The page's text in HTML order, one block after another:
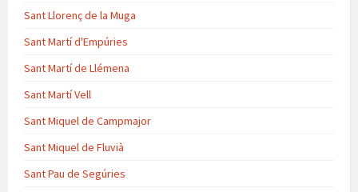
Sant Llorenç de la Muga
Sant Martí d'Empúries
Sant Martí de Llémena
Sant Martí Vell
Sant Miquel de Campmajor
Sant Miquel de Fluvià
Sant Pau de Segúries